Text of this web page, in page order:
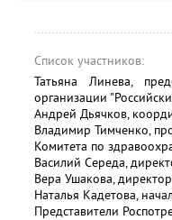
Список участников:
Татьяна Линева,
организации
Андрей Дьячков,
Владимир Тимченко,
Комитета по
Василий Середа,
Вера Ушакова,
Наталья Кадетова,
Представители